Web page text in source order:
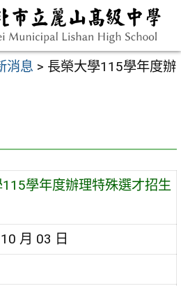
消息 > 長榮大學115學年度辦
學年度辦理特殊選才招生
月 03 日